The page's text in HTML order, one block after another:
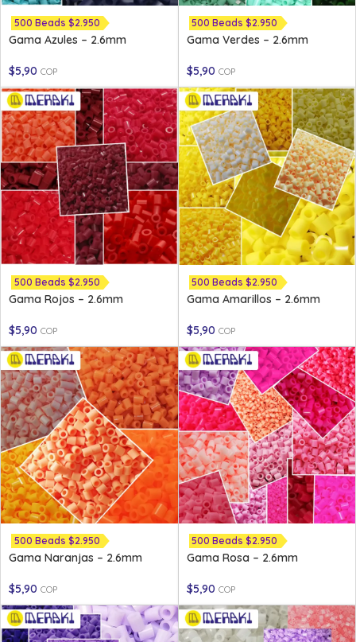
500 Beads $2.950
Gama Azules – 2.6mm
$5,90 COP
500 Beads $2.950
Gama Verdes – 2.6mm
$5,90 COP
500 Beads $2.950
Gama Rojos – 2.6mm
$5,90 COP
500 Beads $2.950
Gama Amarillos – 2.6mm
$5,90 COP
500 Beads $2.950
Gama Naranjas – 2.6mm
$5,90 COP
500 Beads $2.950
Gama Rosa – 2.6mm
$5,90 COP